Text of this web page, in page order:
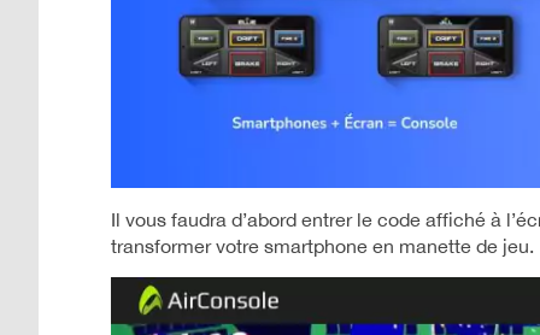
Il vous faudra d’abord entrer le code affiché à
transformer votre smartphone en manette de jeu.